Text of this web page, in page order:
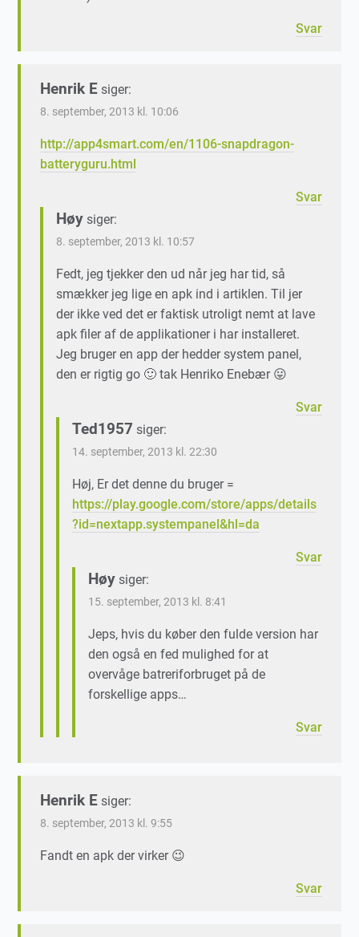
Svar
Henrik E siger:
8. september, 2013 kl. 10:06
http://app4smart.com/en/1106-snapdragon-
batteryguru.html
Svar
Høy siger:
8. september, 2013 kl. 10:57
Fedt, jeg tjekker den ud når jeg har tid, så
smækker jeg lige en apk ind i artiklen. Til jer
der ikke ved det er faktisk utroligt nemt at lave
apk filer af de applikationer i har installeret.
Jeg bruger en app der hedder system panel,
den er rigtig go 🙂 tak Henriko Enebær 😛
Svar
Ted1957 siger:
14. september, 2013 kl. 22:30
Høj, Er det denne du bruger =
https://play.google.com/store/apps/details
?id=nextapp.systempanel&hl=da
Svar
Høy siger:
15. september, 2013 kl. 8:41
Jeps, hvis du køber den fulde version har
den også en fed mulighed for at
overvåge batreriforbruget på de
forskellige apps…
Svar
Henrik E siger:
8. september, 2013 kl. 9:55
Fandt en apk der virker 😉
Svar